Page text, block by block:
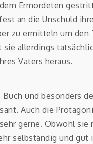
Ermordeten
an die Unschuld
zu ermitteln um den
sie allerdings
Vaters heraus.
Buch und besonders
Auch die
gerne. Obwohl sie
selbständig und gut